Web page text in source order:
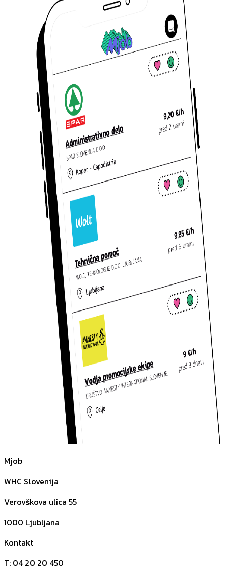
Mjob
WHC Slovenija
Verovškova ulica 55
1000 Ljubljana
Kontakt
T: 04 20 20 450